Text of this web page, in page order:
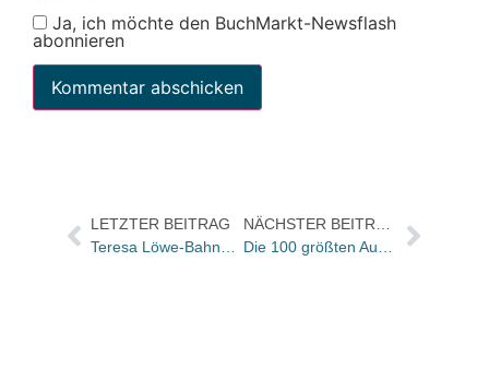
Ja, ich möchte den BuchMarkt-Newsflash
abonnieren
LETZTER BEITRAG
Teresa Löwe-Bahners führt Sachbuch-Lektorat bei Klett-Cotta weiter / Christoph Selzer geht zu Schöningh
NÄCHSTER BEITRAG
Die 100 größten Autoren aller Zeiten